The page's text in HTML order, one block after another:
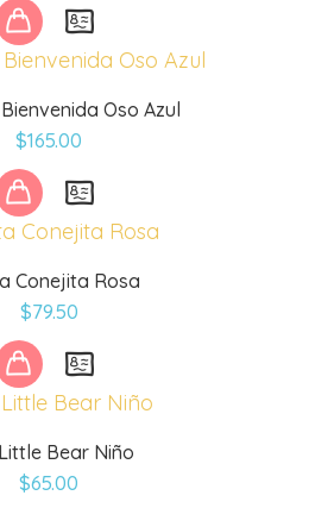
Oso Azul
$165.00
Conejita Rosa
$79.50
Bear Niño
$65.00